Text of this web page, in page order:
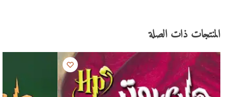
المنتجات ذات الصلة